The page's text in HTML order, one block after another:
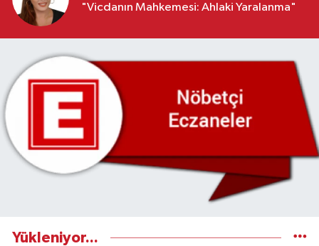
"Vicdanın Mahkemesi: Ahlaki Yaralanma"
Yükleniyor...